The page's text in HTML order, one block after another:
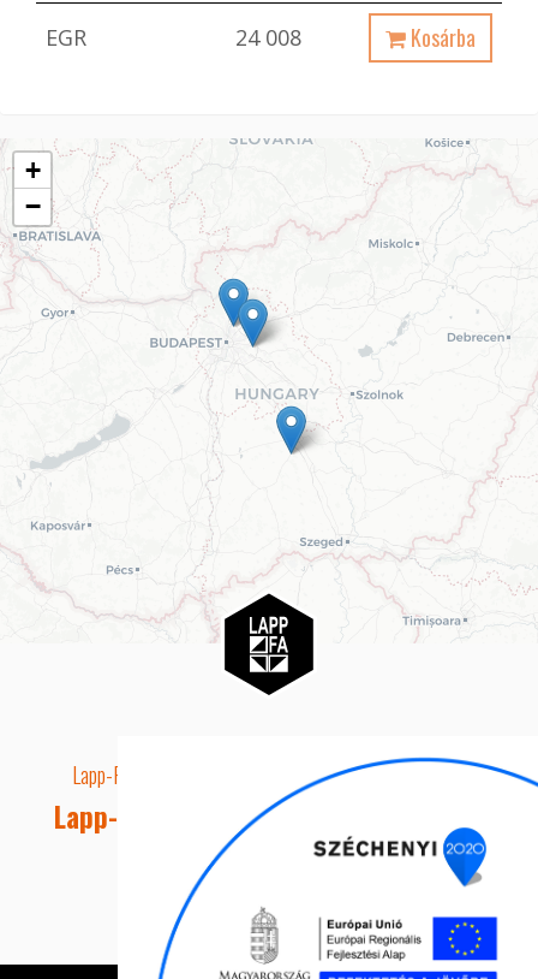
EGR 24 008 Kosárba
+
−
Lapp-Fa EUTR technikai azonosító száma: AA5849163
Lapp-fa Kft. Webshop Ügyfélszolgálat
Telefon: +36 20 8515050
E-mail cím: webshop@lapp-fa.hu